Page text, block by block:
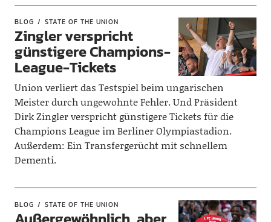
BLOG STATE OF THE UNION
Zingler verspricht
günstigere Champions-
League-Tickets
Union verliert das Testspiel beim ungarischen
Meister durch ungewohnte Fehler. Und Präsident
Dirk Zingler verspricht günstigere Tickets für die
Champions League im Berliner Olympiastadion.
Außerdem: Ein Transfergerücht mit schnellem
Dementi.
BLOG STATE OF THE UNION